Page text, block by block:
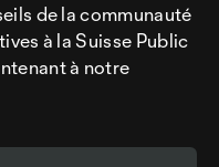
de la communauté
à la Suisse Public
à notre